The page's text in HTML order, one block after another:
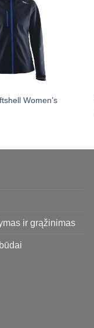
Women’s
ir grąžinimas